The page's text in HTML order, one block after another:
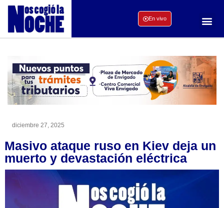
En vivo
diciembre 27, 2025
Masivo ataque ruso en Kiev deja un
muerto y devastación eléctrica